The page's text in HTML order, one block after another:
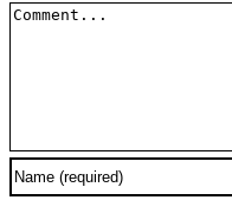
Comment